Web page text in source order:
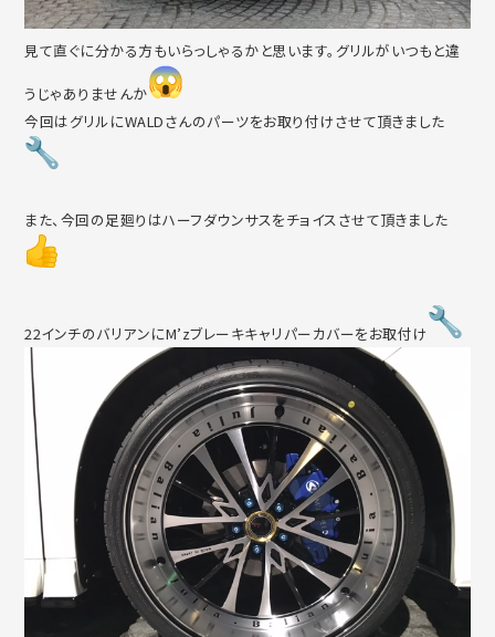
見て直ぐに分かる方もいらっしゃるかと思います。グリルがいつも と違
うじゃありませんか
今回はグリルにWALDさんのパーツをお取り付けさせて頂きました
また、今回の足廻りはハーフダウンサスをチョイスさせて頂きました
22インチのバリアンにM’zブレーキキャリパーカバーをお取付け